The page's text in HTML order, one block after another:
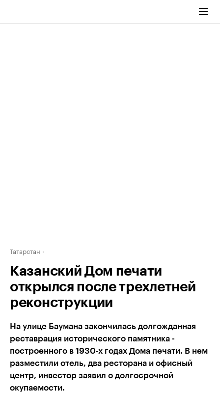
Татарстан
Казанский Дом печати
открылся после трехлетней
реконструкции
На улице Баумана закончилась долгожданная
реставрация исторического памятника -
построенного в 1930-х годах Дома печати. В нем
разместили отель, два ресторана и офисный
центр, инвестор заявил о долгосрочной
окупаемости.